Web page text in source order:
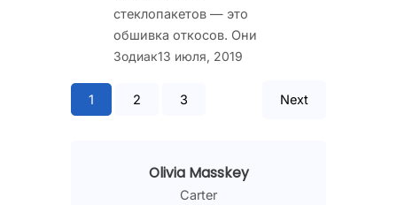
стеклопакетов — это
обшивка откосов. Они
Зодиак13 июля, 2019
1 2 3 Next
Olivia Masskey
Carter